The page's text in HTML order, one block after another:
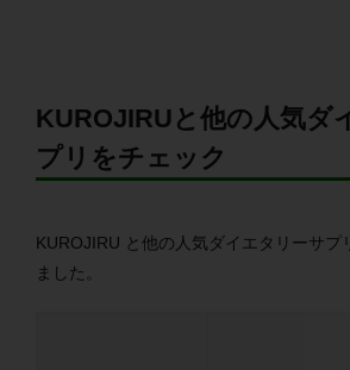
KUROJIRUと他の人気ダ
プリをチェック
KUROJIRU と他の人気ダイエタリーサプ
ました。